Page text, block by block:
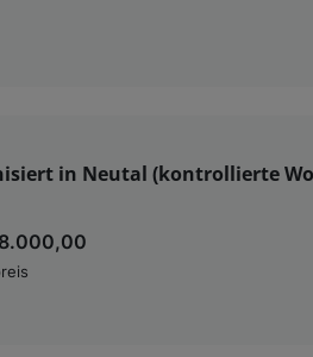
in Neutal (kontrollierte